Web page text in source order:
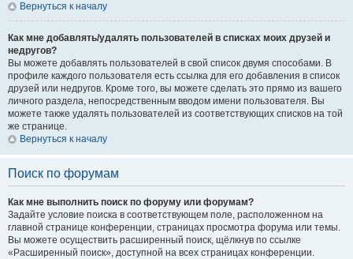
Вернуться к началу
Как мне добавлять/удалять пользователей в списках моих друзей и
недругов?
Вы можете добавлять пользователей в свой список двумя способами. В
профиле каждого пользователя есть ссылка для его добавления в список
друзей или недругов. Кроме того, вы можете сделать это прямо из вашего
личного раздела, непосредственным вводом имени пользователя. Вы
можете также удалять пользователей из соответствующих списков на той
же странице.
Вернуться к началу
Поиск по форумам
Как мне выполнить поиск по форуму или форумам?
Задайте условие поиска в соответствующем поле, расположенном на
главной странице конференции, страницах просмотра форума или темы.
Вы можете осуществить расширенный поиск, щёлкнув по ссылке
«Расширенный поиск», доступной на всех страницах конференции.